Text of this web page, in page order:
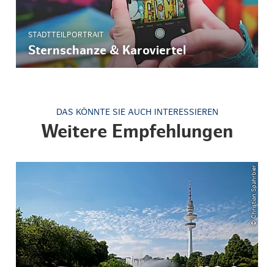
STADTTEILPORTRAIT
Sternschanze & Karoviertel
DAS KÖNNTE SIE AUCH INTERESSIEREN
Weitere Empfehlungen
© Christian Spahrbier